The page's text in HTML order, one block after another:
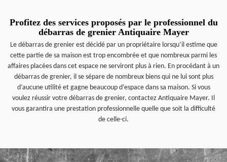
Profitez des services proposés par le professionnel du
débarras de grenier Antiquaire Mayer
Le débarras de grenier est décidé par un propriétaire lorsqu’il estime que
cette partie de sa maison est trop encombrée et que nombreux parmi les
affaires placées dans cet espace ne serviront plus à rien. En procédant à un
débarras de grenier, il se sépare de nombreux biens qui ne lui sont plus
d’aucune utilité et gagne beaucoup d’espace dans sa maison. Si vous
voulez réussir votre débarras de grenier, contactez Antiquaire Mayer. Il
vous garantira une prestation professionnelle quelle que soit la difficulté
de celle-ci.